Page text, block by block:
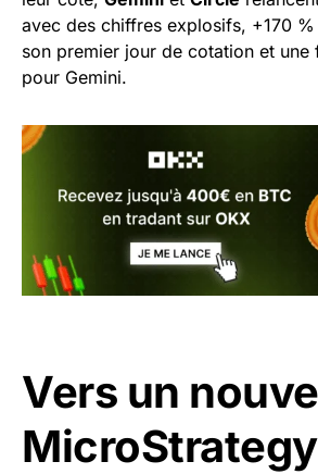
avec des chiffres explosifs, +170
son premier jour de cotation et une
pour Gemini.
Vers un